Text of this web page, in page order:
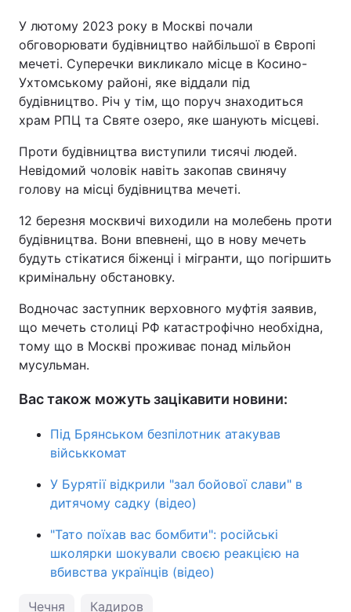
У лютому 2023 року в Москві почали
обговорювати будівництво найбільшої в Європі
мечеті. Суперечки викликало місце в Косино-
Ухтомському районі, яке віддали під
будівництво. Річ у тім, що поруч знаходиться
храм РПЦ та Святе озеро, яке шанують місцеві.
Проти будівництва виступили тисячі людей.
Невідомий чоловік навіть закопав свинячу
голову на місці будівництва мечеті.
12 березня москвичі виходили на молебень проти
будівництва. Вони впевнені, що в нову мечеть
будуть стікатися біженці і мігранти, що погіршить
кримінальну обстановку.
Водночас заступник верховного муфтія заявив,
що мечеть столиці РФ катастрофічно необхідна,
тому що в Москві проживає понад мільйон
мусульман.
Вас також можуть зацікавити новини:
Під Брянськом безпілотник атакував
військкомат
У Бурятії відкрили "зал бойової слави" в
дитячому садку (відео)
"Тато поїхав вас бомбити": російські
школярки шокували своєю реакцією на
вбивства українців (відео)
Чечня Кадиров